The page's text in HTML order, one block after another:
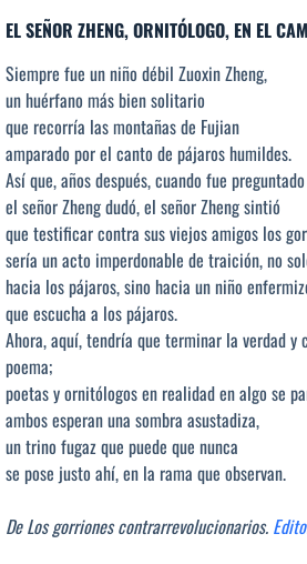
EL SEÑOR ZHENG, ORNITÓLOGO, EN EL
Siempre fue un niño débil Zuoxin Zheng,
un huérfano más bien solitario
que recorría las montañas de Fujian
amparado por el canto de pájaros humildes.
Así que, años después, cuando fue
el señor Zheng dudó, el señor Zheng sintió
que testificar contra sus viejos amigos los
sería un acto imperdonable de traición, no
hacia los pájaros, sino hacia un niño
que escucha a los pájaros.
Ahora, aquí, tendría que terminar la verdad y
poema;
poetas y ornitólogos en realidad en algo se
ambos esperan una sombra asustadiza,
un trino fugaz que puede que nunca
se pose justo ahí, en la rama que observan.
De Los gorriones contrarrevolucionarios.